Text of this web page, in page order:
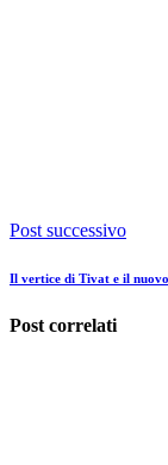
Post successivo
Il vertice di Tivat e il
Post correlati